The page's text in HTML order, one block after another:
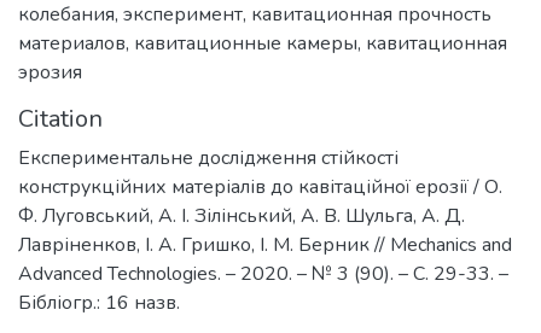
колебания, эксперимент, кавитационная прочность
материалов, кавитационные камеры, кавитационная
эрозия
Citation
Експериментальне дослідження стійкості
конструкційних матеріалів до кавітаційної ерозії / О.
Ф. Луговський, А. І. Зілінський, А. В. Шульга, А. Д.
Лавріненков, І. А. Гришко, І. М. Берник // Mechanics and
Advanced Technologies. – 2020. – № 3 (90). – С. 29-33. –
Бібліогр.: 16 назв.